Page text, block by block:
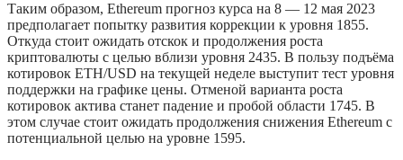
Таким образом, Ethereum прогноз курса на 8 — 12 мая 2023
предполагает попытку развития коррекции к уровня 1855.
Откуда стоит ожидать отскок и продолжения роста
криптовалюты с целью вблизи уровня 2435. В пользу подъёма
котировок ETH/USD на текущей неделе выступит тест уровня
поддержки на графике цены. Отменой варианта роста
котировок актива станет падение и пробой области 1745. В
этом случае стоит ожидать продолжения снижения Ethereum с
потенциальной целью на уровне 1595.